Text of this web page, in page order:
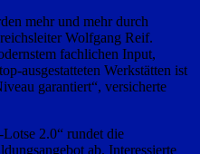
mehr und mehr durch
Wolfgang Reif.
fachlichen Input,
ausgestatteten Werkstätten ist
garantiert“, versicherte
2.0“ rundet die
ab. Interessierte